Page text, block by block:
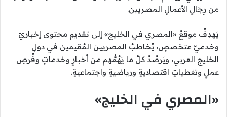
من رِجَالِ الأعمالِ المصريين.
يَهدِفُ موقعُ «المصري في الخليج» إلى تقديمِ محتوى إخباريّ
وخدميّ متخصصٍ، يُخاطبُ المصريين المُقيمين في دولِ
الخليج العربي، ويَرصُدُ كلَّ ما يَهُمُّهم من أخبارٍ وخدماتٍ وفُرصِ
عملٍ وتغطياتٍ اقتصاديةٍ ورياضيةٍ واجتماعيةٍ.
«المصري في الخليج»